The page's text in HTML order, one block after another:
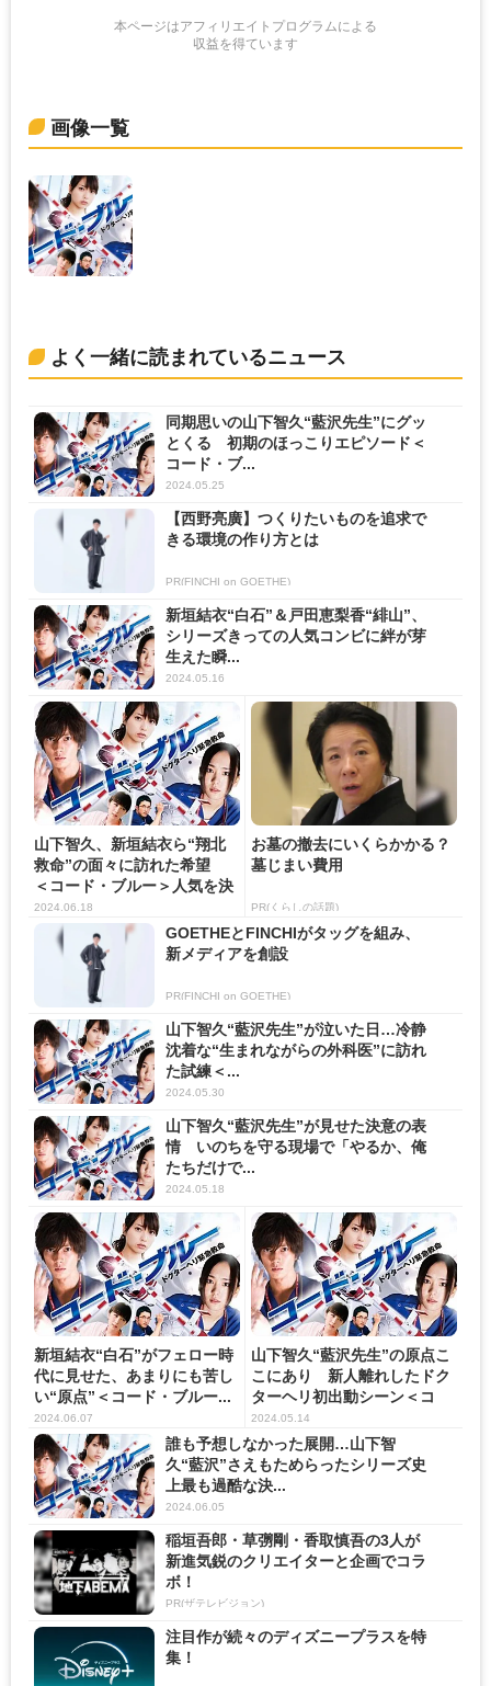
本ページはアフィリエイトプログラムによる
収益を得ています
画像一覧
よく一緒に読まれているニュース
同期思いの山下智久“藍沢先生”にグッ
とくる 初期のほっこりエピソード＜
コード・ブ...
2024.05.25
【西野亮廣】つくりたいものを追求で
きる環境の作り方とは
PR(FINCHI on GOETHE)
新垣結衣“白石”＆戸田恵梨香“緋山”、
シリーズきっての人気コンビに絆が芽
生えた瞬...
2024.05.16
山下智久、新垣結衣ら“翔北
救命”の面々に訪れた希望
＜コード・ブルー＞人気を決
定...
2024.06.18
お墓の撤去にいくらかかる？
墓じまい費用
PR(くらしの話題)
GOETHEとFINCHIがタッグを組み、
新メディアを創設
PR(FINCHI on GOETHE)
山下智久“藍沢先生”が泣いた日…冷静
沈着な“生まれながらの外科医”に訪れ
た試練＜...
2024.05.30
山下智久“藍沢先生”が見せた決意の表
情 いのちを守る現場で「やるか、俺
たちだけで...
2024.05.18
新垣結衣“白石”がフェロー時
代に見せた、あまりにも苦し
い“原点”＜コード・ブルー...
2024.06.07
山下智久“藍沢先生”の原点こ
こにあり 新人離れしたドク
ターヘリ初出動シーン＜コ
ー...
2024.05.14
誰も予想しなかった展開…山下智
久“藍沢”さえもためらったシリーズ史
上最も過酷な決...
2024.06.05
稲垣吾郎・草彅剛・香取慎吾の3人が
新進気鋭のクリエイターと企画でコラ
ボ！
PR(ザテレビジョン)
注目作が続々のディズニープラスを特
集！